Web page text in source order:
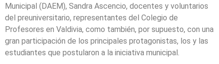
Municipal (DAEM), Sandra Ascencio, docentes y voluntarios
del preuniversitario, representantes del Colegio de
Profesores en Valdivia, como también, por supuesto, con una
gran participación de los principales protagonistas, los y las
estudiantes que postularon a la iniciativa municipal.